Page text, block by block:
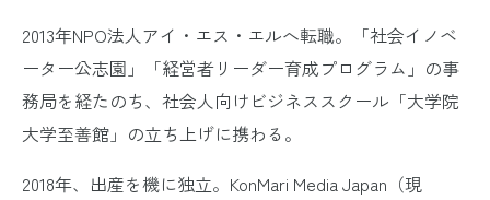
2013年NPO法人アイ・エス・エルへ転職。「社会イノベ
ーター公志園」「経営者リーダー育成プログラム」の事
務局を経たのち、社会人向けビジネススクール「大学院
大学至善館」の立ち上げに携わる。
2018年、出産を機に独立。KonMari Media Japan（現